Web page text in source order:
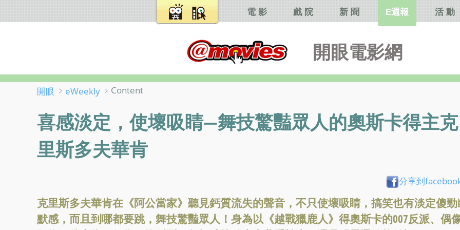
開眼電影網
電 影 戲 院 新 聞 E週報 活 動
開眼 ﹥ eWeekly ﹥Content
喜感淡定，使壞吸睛—舞技驚豔眾人的奧斯卡得主克
里斯多夫華肯
分享到
克里斯多夫華肯在《阿公當家》聽見鈣質流失的聲音，不只使壞吸睛，搞笑也有淡定傻勁
默感，而且到哪都要跳，舞技驚豔眾人！身為以《越戰獵鹿人》得奧斯卡的007反派、偶